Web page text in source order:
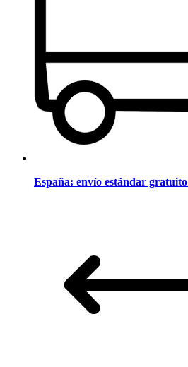
España: envío estándar gratuito